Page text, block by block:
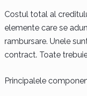
Costul total al
elemente care se
rambursare. Unele
contract. Toate
Principalele